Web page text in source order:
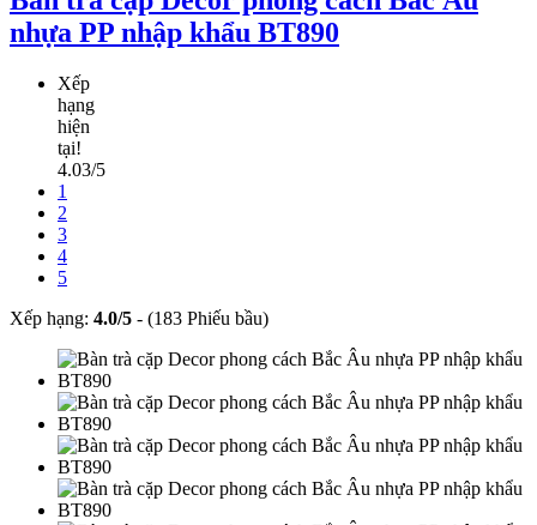
nhựa PP nhập khẩu BT890
Xếp
hạng
hiện
tại!
4.03/5
1
2
3
4
5
Xếp hạng: 4.0/5 - (183 Phiếu bầu)